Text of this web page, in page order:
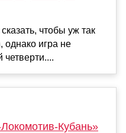
чтобы уж так
однако игра не
Кубань»